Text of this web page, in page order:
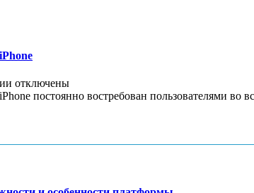
к
записи
iPhone
отключены
постоянно востребован пользователями во